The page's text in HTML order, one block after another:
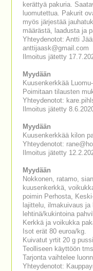
kerättyä pakuria.
luomutettua. Pakurit
myös järjestää
määrästä, laadusta ja
Yhteydenotot: Antti
anttijaask@gmail.com
Ilmoitus jätetty
Myydään
Kuusenkerkkää
Poimitaan tilausten
Yhteydenotot:
Ilmoitus jätetty
Myydään
Kuusenkerkkää kilon
Yhteydenotot:
Ilmoitus jätetty
Myydään
Nokkonen, ratamo,
kuusenkerkkä,
poimin Perhosta,
lajittelu, ilmakuivaus
lehtinä/kukintoina
Kerkkä ja voikukka
Isot erät 80 euroa/kg.
Kuivatut yrtit 20 g
Teolliseen käyttöön
Tarjonta vaihtelee
Yhteydenotot: